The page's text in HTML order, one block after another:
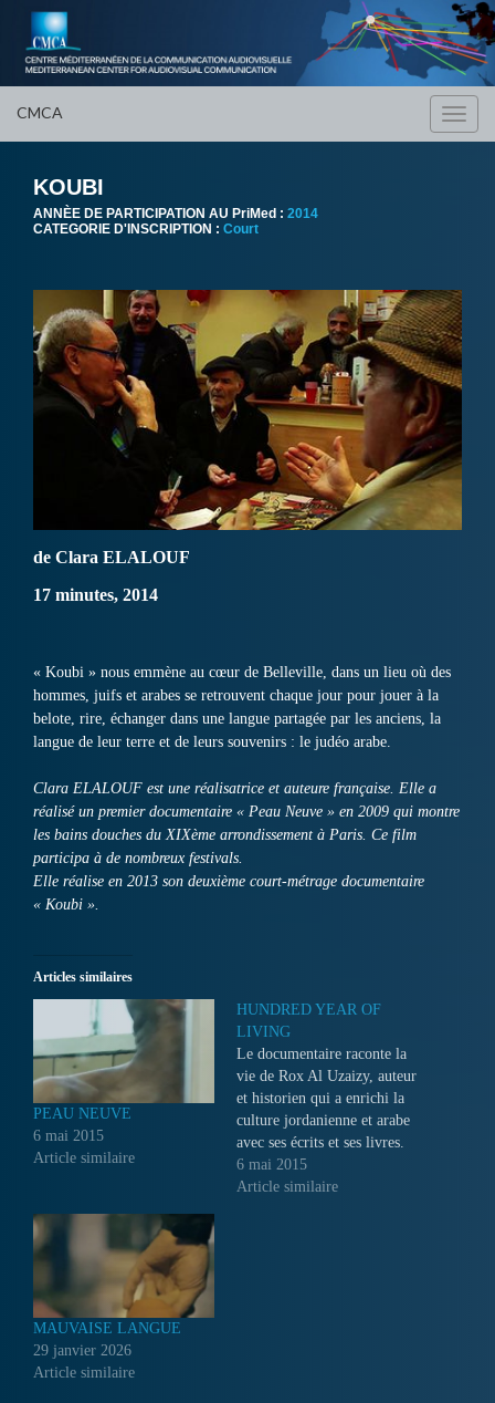
CMCA
KOUBI
ANNÈE DE PARTICIPATION AU PriMed : 2014
CATEGORIE D'INSCRIPTION : Court
de Clara ELALOUF
17 minutes, 2014
« Koubi » nous emmène au cœur de Belleville, dans un lieu où des
hommes, juifs et arabes se retrouvent chaque jour pour jouer à la
belote, rire, échanger dans une langue partagée par les anciens, la
langue de leur terre et de leurs souvenirs : le judéo arabe.
Clara ELALOUF est une réalisatrice et auteure française. Elle a
réalisé un premier documentaire « Peau Neuve » en 2009 qui montre
les bains douches du XIXème arrondissement à Paris. Ce film
participa à de nombreux festivals.
Elle réalise en 2013 son deuxième court-métrage documentaire
« Koubi ».
Articles similaires
PEAU NEUVE
6 mai 2015
Article similaire
HUNDRED YEAR OF
LIVING
Le documentaire raconte la
vie de Rox Al Uzaizy, auteur
et historien qui a enrichi la
culture jordanienne et arabe
avec ses écrits et ses livres.
Malgré son bas niveau
d’études, il a été enseignant
6 mai 2015
Article similaire
MAUVAISE LANGUE
29 janvier 2026
Article similaire